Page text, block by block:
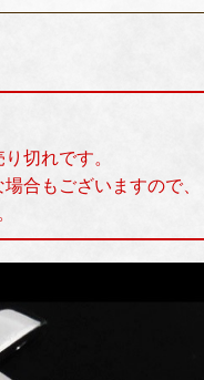
切れです。
合もございますので、